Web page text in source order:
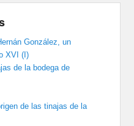
González, un
XVI (I)
de la bodega de
de las tinajas de la